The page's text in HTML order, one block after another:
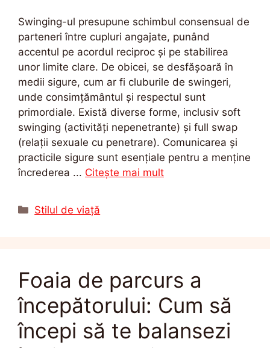
Swinging-ul presupune schimbul consensual de
parteneri între cupluri angajate, punând
accentul pe acordul reciproc și pe stabilirea
unor limite clare. De obicei, se desfășoară în
medii sigure, cum ar fi cluburile de swingeri,
unde consimțământul și respectul sunt
primordiale. Există diverse forme, inclusiv soft
swinging (activități nepenetrante) și full swap
(relații sexuale cu penetrare). Comunicarea și
practicile sigure sunt esențiale pentru a menține
încrederea ... Citește mai mult
Categorii
Stilul de viață
Foaia de parcurs a
începătorului: Cum să
începi să te balansezi